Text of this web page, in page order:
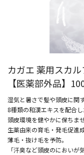
カガエ 薬用スカ
【医薬部外品】
湿気と暑さで髪や頭皮に関
8種類の和漢エキスを配合
頭皮環境を健やかに保ちませ
生薬由来の育毛・発毛促進
薄毛・抜け毛を予防。
「汗臭など頭皮のにおい